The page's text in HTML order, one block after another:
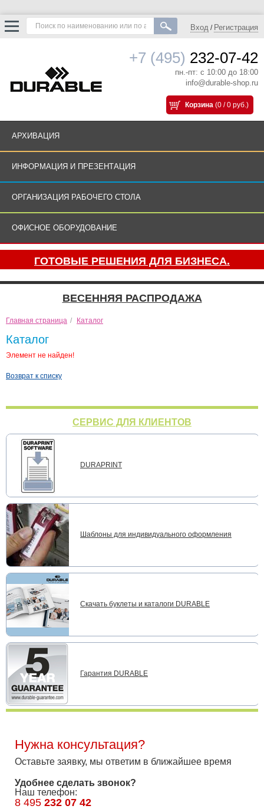
Вход / Регистрация
+7 (495) 232-07-42
пн.-пт: с 10:00 до 18:00
info@durable-shop.ru
Корзина (0 / 0 руб.)
АРХИВАЦИЯ
ИНФОРМАЦИЯ И ПРЕЗЕНТАЦИЯ
ОРГАНИЗАЦИЯ РАБОЧЕГО СТОЛА
ОФИСНОЕ ОБОРУДОВАНИЕ
ГОТОВЫЕ РЕШЕНИЯ ДЛЯ БИЗНЕСА.
ВЕСЕННЯЯ РАСПРОДАЖА
Главная страница / Каталог
Каталог
Элемент не найден!
Возврат к списку
СЕРВИС ДЛЯ КЛИЕНТОВ
DURAPRINT
Шаблоны для индивидуального оформления
Скачать буклеты и каталоги DURABLE
Гарантия DURABLE
Нужна консультация?
Оставьте заявку, мы ответим в ближайшее время
Удобнее сделать звонок?
Наш телефон:
8 495 232 07 42